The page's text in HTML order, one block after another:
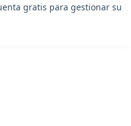
gratis para gestionar su